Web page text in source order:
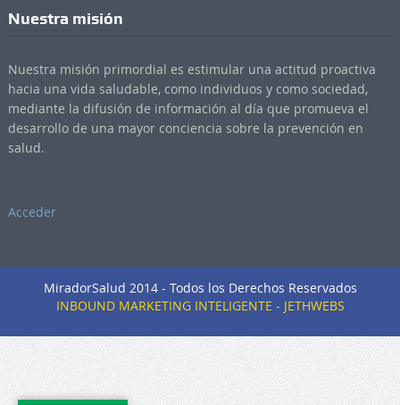
Nuestra misión
Nuestra misión primordial es estimular una actitud proactiva
hacia una vida saludable, como individuos y como sociedad,
mediante la difusión de información al día que promueva el
desarrollo de una mayor conciencia sobre la prevención en
salud.
Acceder
MiradorSalud 2014 - Todos los Derechos Reservados
INBOUND MARKETING INTELIGENTE - JETHWEBS